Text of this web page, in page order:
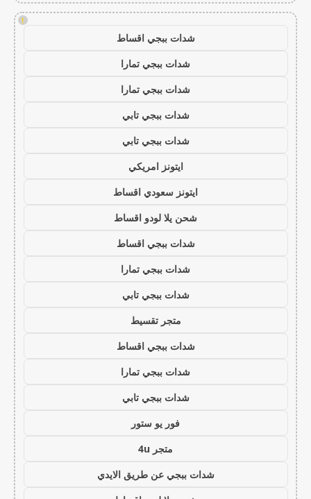
!
شدات ببجي اقساط
شدات ببجي تمارا
شدات ببجي تمارا
شدات ببجي تابي
شدات ببجي تابي
ايتونز امريكي
ايتونز سعودي اقساط
شحن يلا لودو اقساط
شدات ببجي اقساط
شدات ببجي تمارا
شدات ببجي تابي
متجر تقسيط
شدات ببجي اقساط
شدات ببجي تمارا
شدات ببجي تابي
فور يو ستور
متجر 4u
شدات ببجي عن طريق الايدي